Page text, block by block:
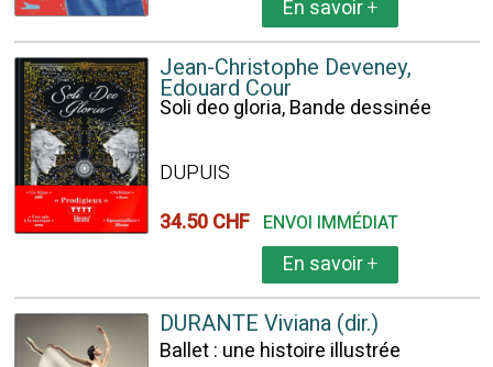
En savoir+
Jean-Christophe Deveney,
Edouard Cour
Soli deo gloria, Bande dessinée
DUPUIS
34.50 CHF ENVOI IMMÉDIAT
En savoir+
DURANTE Viviana (dir.)
Ballet : une histoire illustrée